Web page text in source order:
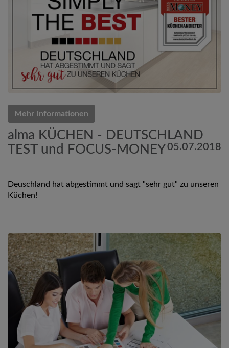
Mehr Informationen
alma KÜCHEN - DEUTSCHLAND
TEST und FOCUS-MONEY05.07.2018
Deuschland hat abgestimmt und sagt "sehr gut" zu unseren
Küchen!